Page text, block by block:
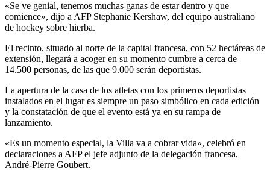
«Se ve genial, tenemos muchas ganas de estar dentro y que
comience», dijo a AFP Stephanie Kershaw, del equipo australiano
de hockey sobre hierba.
El recinto, situado al norte de la capital francesa, con 52 hectáreas de
extensión, llegará a acoger en su momento cumbre a cerca de
14.500 personas, de las que 9.000 serán deportistas.
La apertura de la casa de los atletas con los primeros deportistas
instalados en el lugar es siempre un paso simbólico en cada edición
y la constatación de que el evento está ya en su rampa de
lanzamiento.
«Es un momento especial, la Villa va a cobrar vida», celebró en
declaraciones a AFP el jefe adjunto de la delegación francesa,
André-Pierre Goubert.